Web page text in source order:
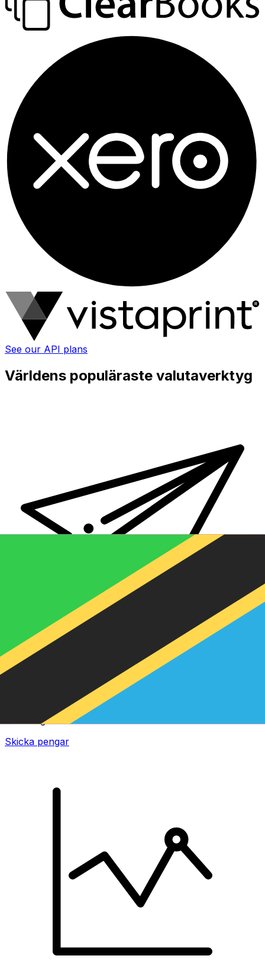
See our API plans
Världens populäraste valutaverktyg
XE Internationella valutaöverföringar
Skicka pengar online snabbt, säkert och enkelt.
Spårning i realtid, notiser och flexibla leverans- och
betalningsalternativ.
Skicka pengar